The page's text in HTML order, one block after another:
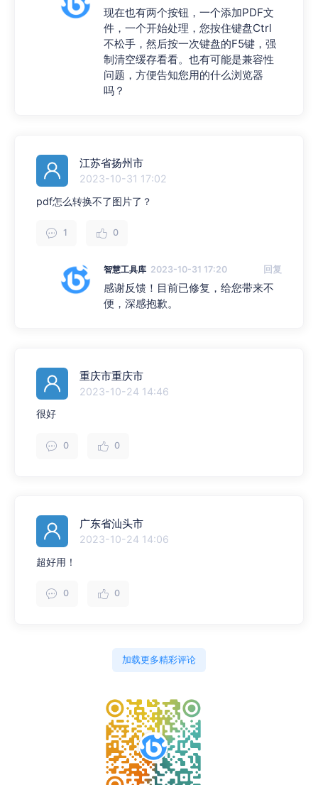
现在也有两个按钮，一个添加PDF文
件，一个开始处理，您按住键盘Ctrl
不松手，然后按一次键盘的F5键，强
制清空缓存看看。也有可能是兼容性
问题，方便告知您用的什么浏览器
吗？
江苏省扬州市
2023-10-31 17:02
pdf怎么转换不了图片了？
1 0
智慧工具库 2023-10-31 17:20 回复
感谢反馈！目前已修复，给您带来不
便，深感抱歉。
重庆市重庆市
2023-10-24 14:46
很好
0 0
广东省汕头市
2023-10-24 14:06
超好用！
0 0
加载更多精彩评论